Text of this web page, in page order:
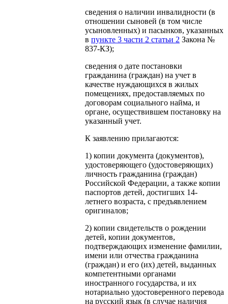
сведения о наличии инвалидности (в
отношении сыновей (в том числе
усыновленных) и пасынков, указанных
в пункте 3 части 2 статьи 2 Закона №
837-КЗ);
сведения о дате постановки
гражданина (граждан) на учет в
качестве нуждающихся в жилых
помещениях, предоставляемых по
договорам социального найма, и
органе, осуществившем постановку на
указанный учет.
К заявлению прилагаются:
1) копии документа (документов),
удостоверяющего (удостоверяющих)
личность гражданина (граждан)
Российской Федерации, а также копии
паспортов детей, достигших 14-
летнего возраста, с предъявлением
оригиналов;
2) копии свидетельств о рождении
детей, копии документов,
подтверждающих изменение фамилии,
имени или отчества гражданина
(граждан) и его (их) детей, выданных
компетентными органами
иностранного государства, и их
нотариально удостоверенного перевода
на русский язык (в случае наличия